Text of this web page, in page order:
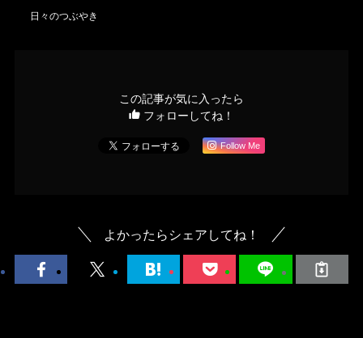
日々のつぶやき
この記事が気に入ったら
フォローしてね！
Follow Me
よかったらシェアしてね！